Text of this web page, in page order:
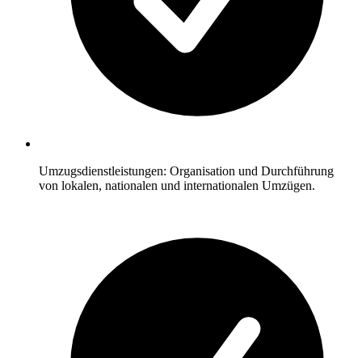
Umzugsdienstleistungen: Organisation und Durchführung
von lokalen, nationalen und internationalen Umzügen.